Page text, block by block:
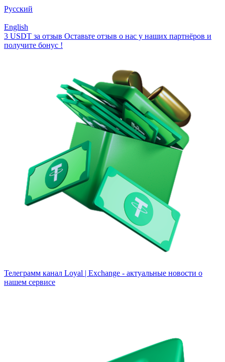
Русский
English
3 USDT за отзыв Оставьте отзыв о нас у наших партнёров и
получите бонус !
Телеграмм канал Loyal | Exchange - актуальные новости о
нашем сервисе